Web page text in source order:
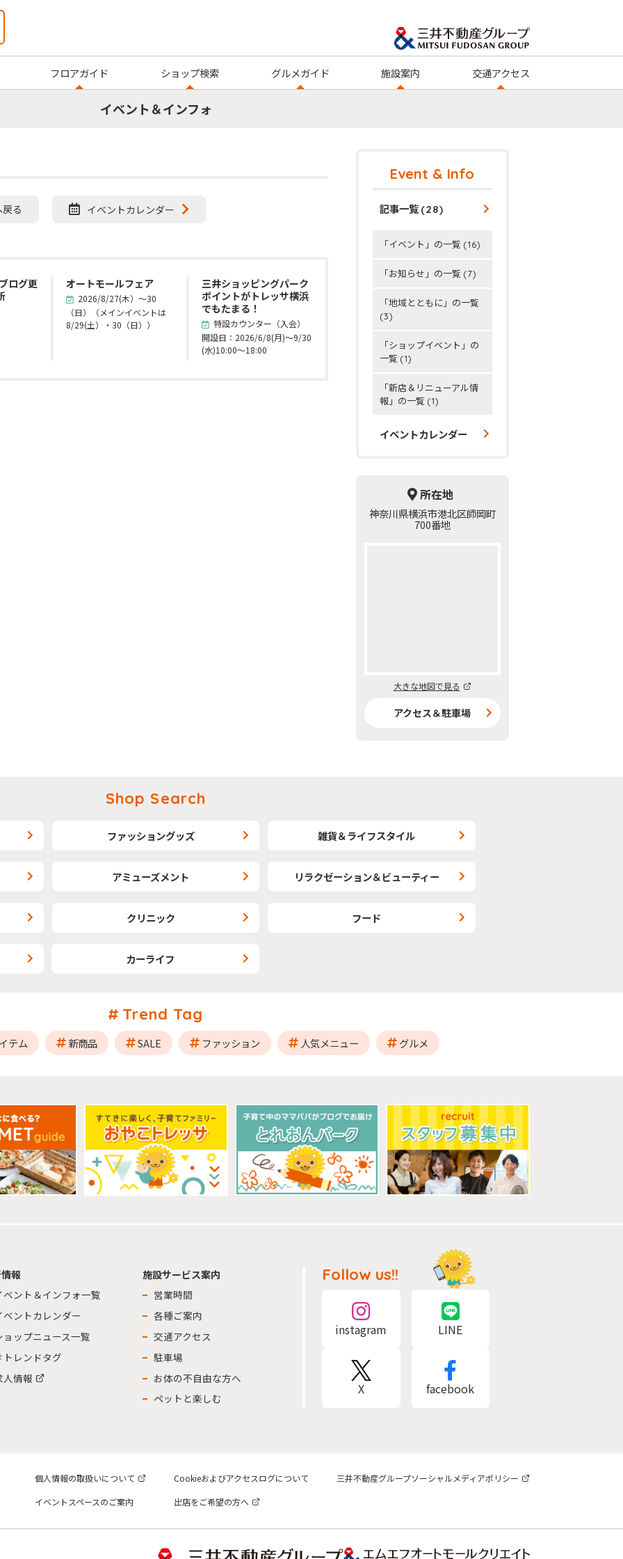
フロアガイド ショップ検索 グルメガイド 施設案内 交通アクセス
イベント＆インフォ
る イベントカレンダー
ログ更
オートモールフェア
2026/8/27(木）～30
（日）（メインイベントは
8/29(土）・30（日））
三井ショッピングパーク
ポイントがトレッサ横浜
でもたまる！
特設カウンター（入会）
開設日：2026/6/8(月)～9/30
(水)10:00～18:00
Event & Info
記事一覧(28)
「イベント」の一覧 (16)
「お知らせ」の一覧 (7)
「地域とともに」の一覧
(3)
「ショップイベント」の
一覧 (1)
「新店＆リニューアル情
報」の一覧 (1)
イベントカレンダー
所在地
神奈川県横浜市港北区師岡町
700番地
大きな地図で見る
アクセス＆駐車場
Shop Search
ファッショングッズ 雑貨＆ライフスタイル
アミューズメント リラクゼーション＆ビューティー
クリニック フード
カーライフ
Trend Tag
テム 新商品 SALE ファッション 人気メニュー グルメ
報
ベント＆インフォ一覧
ベントカレンダー
ョップニュース一覧
トレンドタグ
人情報
施設サービス案内
営業時間
各種ご案内
交通アクセス
駐車場
お体の不自由な方へ
ペットと楽しむ
Follow us!!
instagram LINE
X facebook
個人情報の取扱いについて Cookieおよびアクセスログについて
三井不動産グループソーシャルメディアポリシー
イベントスペースのご案内 出店をご希望の方へ